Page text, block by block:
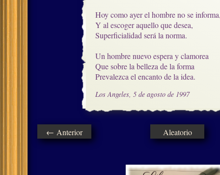
Hoy como ayer el hombre no se
Y al escoger aquello que desea,
Superficialidad será la norma.
Un hombre nuevo espera y clamorea
Que sobre la belleza de la forma
Prevalezca el encanto de la idea.
Los Angeles, 5 de agosto de 1997
← Anterior Aleatorio